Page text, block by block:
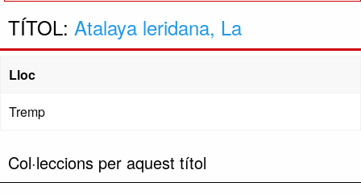
TÍTOL: Atalaya leridana, La
Lloc
Tremp
Col·leccions per aquest títol